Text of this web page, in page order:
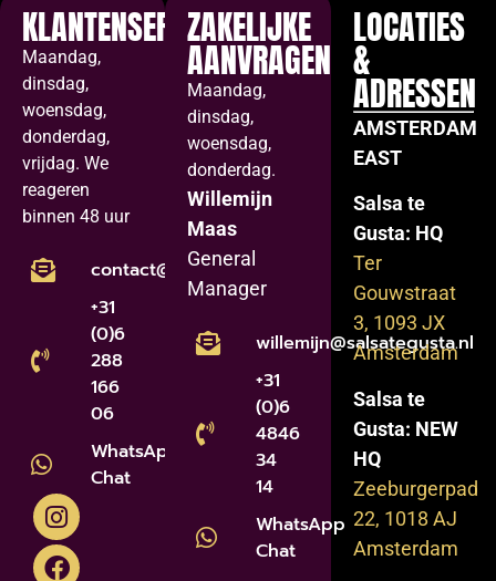
KLANTENSERVICE
Maandag,
dinsdag,
woensdag,
donderdag,
vrijdag. We
reageren
binnen 48 uur
contact@salsategusta.nl
+31
(0)6
288
166
06
WhatsApp
Chat
ZAKELIJKE
AANVRAGEN
Maandag,
dinsdag,
woensdag,
donderdag.
Willemijn
Maas
General
Manager
willemijn@salsategusta.nl
+31
(0)6
4846
34
14
WhatsApp
Chat
LOCATIES
&
ADRESSEN
AMSTERDAM
EAST
Salsa te
Gusta: HQ
Ter
Gouwstraat
3, 1093 JX
Amsterdam
Salsa te
Gusta: NEW
HQ
Zeeburgerpad
22, 1018 AJ
Amsterdam